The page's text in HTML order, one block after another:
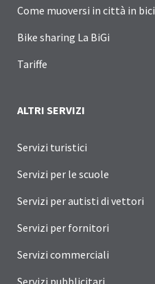
Come muoversi in città in bici
Bike sharing La BiGi
Tariffe
ALTRI SERVIZI
Servizi turistici
Servizi per le scuole
Servizi per autisti di vettori
Servizi per fornitori
Servizi commerciali
Servizi pubblicitari